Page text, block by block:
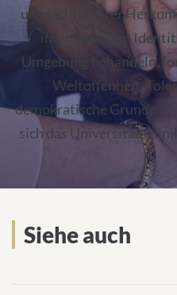
ungeachtet ihrer
ihrer sexuellen
Umgebung behandeln,
Weltoffenheit,
demokratische
sich das
Siehe auch